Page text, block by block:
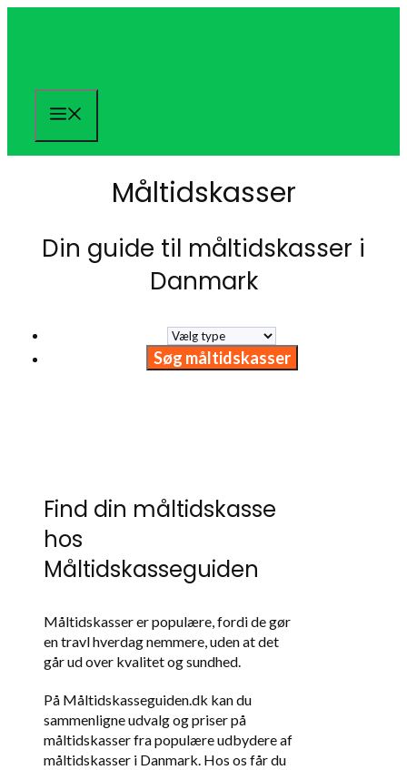
Måltidskasser
Din guide til måltidskasser i
Danmark
Find din måltidskasse
hos
Måltidskasseguiden
Måltidskasser er populære, fordi de gør
en travl hverdag nemmere, uden at det
går ud over kvalitet og sundhed.
På Måltidskasseguiden.dk kan du
sammenligne udvalg og priser på
måltidskasser fra populære udbydere af
måltidskasser i Danmark. Hos os får du